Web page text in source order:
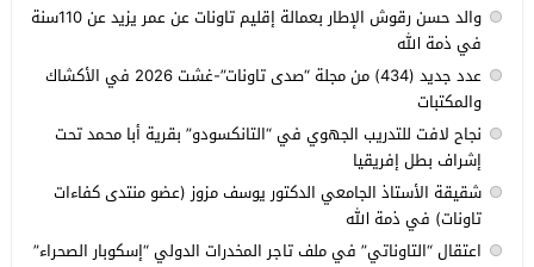
والد حسن رقوش الإطار بعمالة إقليم تاونات عن عمر يزيد عن 110سنة
في ذمة الله
عدد جديد (434) من مجلة “صدى تاونات”-غشت 2026 في الأكشاك
والمكتبات
نجاح لافت للتدريب الجهوي في “التانكسودو” بقرية أبا محمد تحت
إشراف بطل إفريقيا
شقيقة الأستاذ الجامعي الدكتور يوسف مزوز (عضو منتدى كفاءات
تاونات) في ذمة الله
اعتقال “التاوناتي” في ملف تاجر المخدرات الدولي “إسكوبار الصحراء”